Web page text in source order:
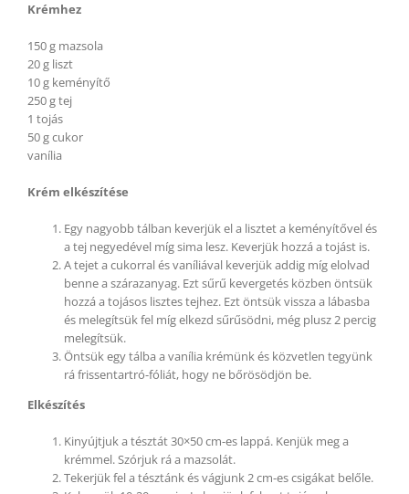
Krémhez
150 g mazsola
20 g liszt
10 g keményítő
250 g tej
1 tojás
50 g cukor
vanília
Krém elkészítése
Egy nagyobb tálban keverjük el a lisztet a keményítővel és
a tej negyedével míg sima lesz. Keverjük hozzá a tojást is.
A tejet a cukorral és vaníliával keverjük addig míg elolvad
benne a szárazanyag. Ezt sűrű kevergetés közben öntsük
hozzá a tojásos lisztes tejhez. Ezt öntsük vissza a lábasba
és melegítsük fel míg elkezd sűrűsödni, még plusz 2 percig
melegítsük.
Öntsük egy tálba a vanília krémünk és közvetlen tegyünk
rá frissentartró-fóliát, hogy ne bőrösödjön be.
Elkészítés
Kinyújtjuk a tésztát 30×50 cm-es lappá. Kenjük meg a
krémmel. Szórjuk rá a mazsolát.
Tekerjük fel a tésztánk és vágjunk 2 cm-es csigákat belőle.